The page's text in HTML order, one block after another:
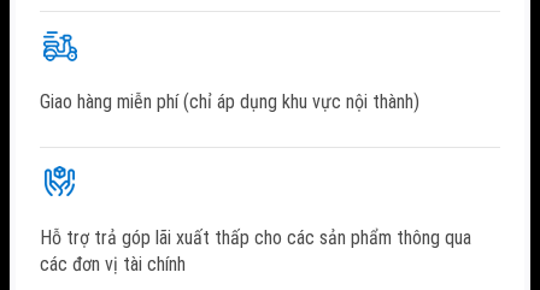
Giao hàng miễn phí (chỉ áp dụng khu vực nội thành)
Hỗ trợ trả góp lãi xuất thấp cho các sản phẩm thông qua
các đơn vị tài chính